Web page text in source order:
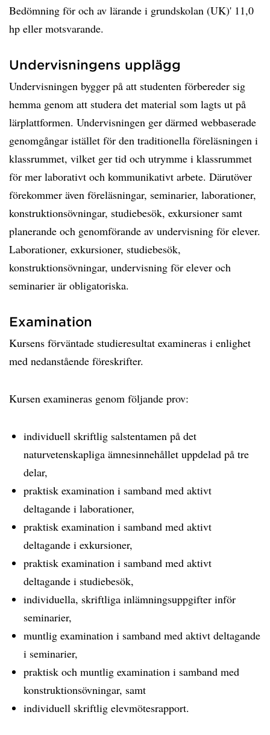
Bedömning för och av lärande i grundskolan (UK)' 11,0
hp eller motsvarande.
Undervisningens upplägg
Undervisningen bygger på att studenten förbereder sig
hemma genom att studera det material som lagts ut på
lärplattformen. Undervisningen ger därmed webbaserade
genomgångar istället för den traditionella föreläsningen i
klassrummet, vilket ger tid och utrymme i klassrummet
för mer laborativt och kommunikativt arbete. Därutöver
förekommer även föreläsningar, seminarier, laborationer,
konstruktionsövningar, studiebesök, exkursioner samt
planerande och genomförande av undervisning för elever.
Laborationer, exkursioner, studiebesök,
konstruktionsövningar, undervisning för elever och
seminarier är obligatoriska.
Examination
Kursens förväntade studieresultat examineras i enlighet
med nedanstående föreskrifter.
Kursen examineras genom följande prov:
individuell skriftlig salstentamen på det
naturvetenskapliga ämnesinnehållet uppdelad på tre
delar,
praktisk examination i samband med aktivt
deltagande i laborationer,
praktisk examination i samband med aktivt
deltagande i exkursioner,
praktisk examination i samband med aktivt
deltagande i studiebesök,
individuella, skriftliga inlämningsuppgifter inför
seminarier,
muntlig examination i samband med aktivt deltagande
i seminarier,
praktisk och muntlig examination i samband med
konstruktionsövningar, samt
individuell skriftlig elevmötesrapport.